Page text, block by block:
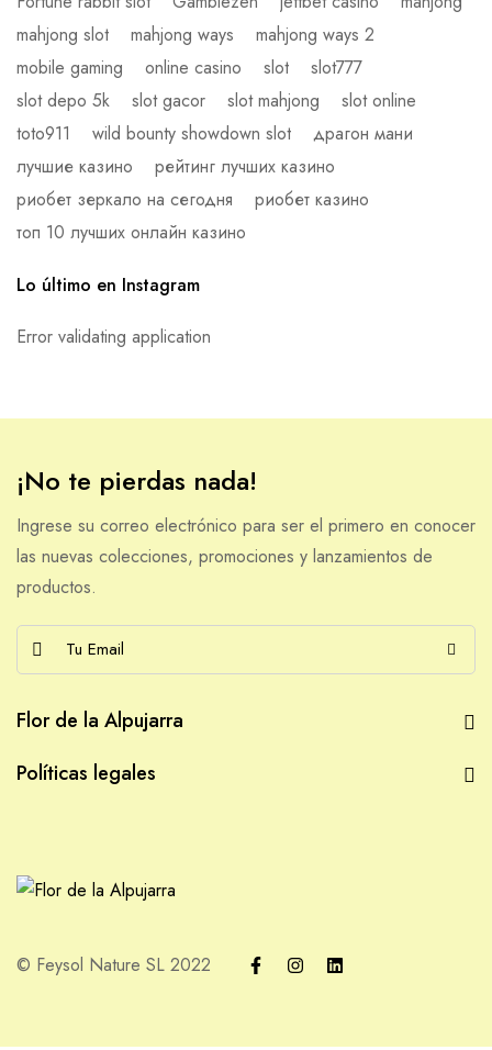
mahjong slot
mahjong ways
mahjong ways 2
mobile gaming
online casino slot
slot777
slot depo 5k
slot gacor slot mahjong
slot online
toto911
wild bounty showdown slot
драгон мани
лучшие казино
рейтинг лучших казино
риобет зеркало на сегодня
риобет казино
топ 10 лучших онлайн казино
Lo último en Instagram
Error validating application
Flor de la Alpujarra
Políticas legales
¡No te pierdas nada!
Ingrese su correo electrónico para ser el primero en conocer
las nuevas colecciones, promociones y lanzamientos de
productos.
m
i
l
© Feysol Nature SL 2022